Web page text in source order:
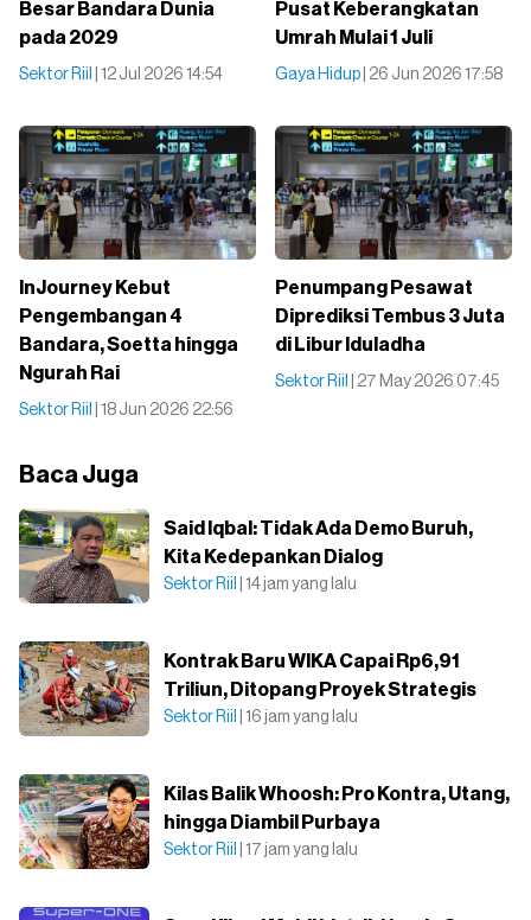
Besar Bandara Dunia
pada 2029
Sektor Riil | 12 Jul 2026 14:54
Pusat Keberangkatan
Umrah Mulai 1 Juli
Gaya Hidup | 26 Jun 2026 17:58
InJourney Kebut
Pengembangan 4
Bandara, Soetta hingga
Ngurah Rai
Sektor Riil | 18 Jun 2026 22:56
Penumpang Pesawat
Diprediksi Tembus 3 Juta
di Libur Iduladha
Sektor Riil | 27 May 2026 07:45
Baca Juga
Said Iqbal: Tidak Ada Demo Buruh,
Kita Kedepankan Dialog
Sektor Riil | 14 jam yang lalu
Kontrak Baru WIKA Capai Rp6,91
Triliun, Ditopang Proyek Strategis
Sektor Riil | 16 jam yang lalu
Kilas Balik Whoosh: Pro Kontra, Utang,
hingga Diambil Purbaya
Sektor Riil | 17 jam yang lalu